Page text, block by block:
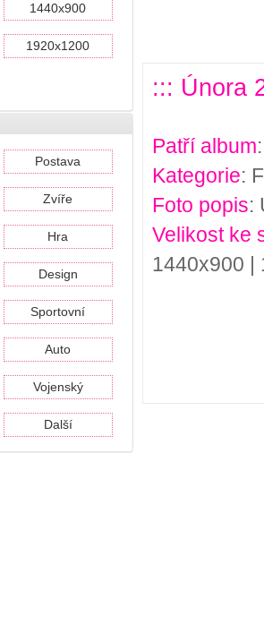
1440x900
1920x1200
Postava
Zvíře
Hra
Design
Sportovní
Auto
Vojenský
Další
::: Února
Patří album
Kategorie:
Foto popis:
Velikost ke
1440x900 |